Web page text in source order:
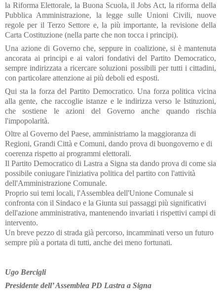
la Riforma Elettorale, la Buona Scuola, il Jobs Act, la riforma della
Pubblica Amministrazione, la legge sulle Unioni Civili, nuove
regole per il Terzo Settore e, la più importante, la revisione della
Carta Costituzione (nella parte che non tocca i principi).
Una azione di Governo che, seppure in coalizione, si è mantenuta
ancorata ai principi e ai valori fondativi del Partito Democratico,
sempre indirizzata a ricercare soluzioni possibili per tutti i cittadini,
con particolare attenzione ai più deboli ed esposti.
Qui sta la forza del Partito Democratico. Una forza politica vicina
alla gente, che raccoglie istanze e le indirizza verso le Istituzioni,
che sostiene le azioni del Governo anche quando rischia
l'impopolarità.
Oltre al Governo del Paese, amministriamo la maggioranza di
Regioni, Grandi Città e Comuni, dando prova di buongoverno e di
coerenza rispetto ai programmi elettorali.
Il Partito Democratico di Lastra a Signa sta dando prova di come sia
possibile coniugare l'iniziativa politica del partito con l'attività
dell'Amministrazione Comunale.
Proprio sui temi locali, l'Assemblea dell'Unione Comunale si
confronta con il Sindaco e la Giunta sui passaggi più significativi
dell'azione amministrativa, mantenendo invariati i rispettivi campi di
intervento.
Un breve pezzo di strada già percorso, incamminati verso un futuro
sempre più a portata di tutti, anche dei meno fortunati.
Ugo Bercigli
Presidente dell’ Assemblea PD Lastra a Signa